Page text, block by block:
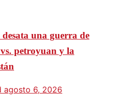
una guerra de
petroyuan y la
agosto 6, 2026